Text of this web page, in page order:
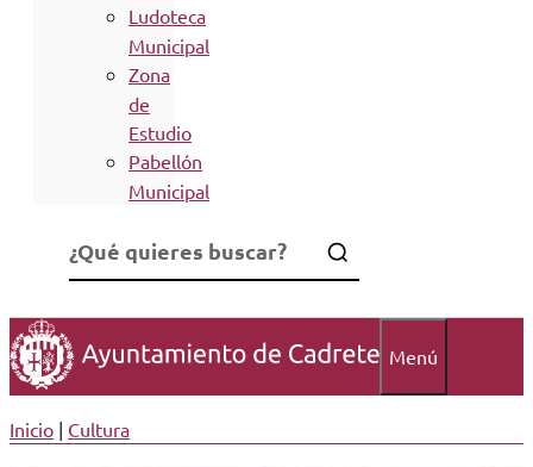
Ludoteca
Municipal
Zona
de
Estudio
Pabellón
Municipal
Menú
Inicio | Cultura